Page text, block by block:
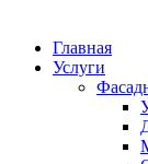
Главная
Услуги